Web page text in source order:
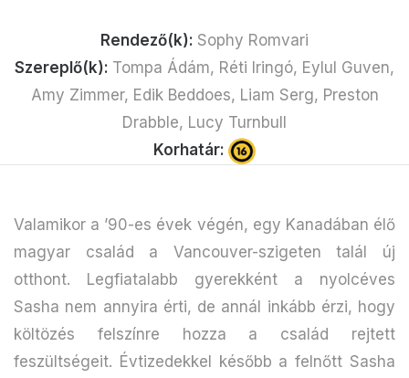
Rendező(k): Sophy Romvari
Szereplő(k): Tompa Ádám, Réti Iringó, Eylul Guven,
Amy Zimmer, Edik Beddoes, Liam Serg, Preston
Drabble, Lucy Turnbull
Korhatár:
Valamikor a ’90-es évek végén, egy Kanadában élő
magyar család a Vancouver-szigeten talál új
otthont. Legfiatalabb gyerekként a nyolcéves
Sasha nem annyira érti, de annál inkább érzi, hogy
költözés felszínre hozza a család rejtett
feszültségeit. Évtizedekkel később a felnőtt Sasha